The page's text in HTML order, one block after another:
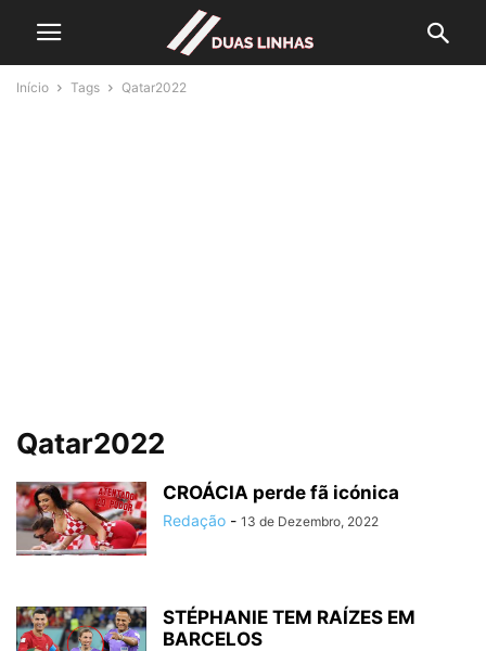
Início Tags Qatar2022
Qatar2022
CROÁCIA perde fã icónica
Redação - 13 de Dezembro, 2022
STÉPHANIE TEM RAÍZES EM
BARCELOS